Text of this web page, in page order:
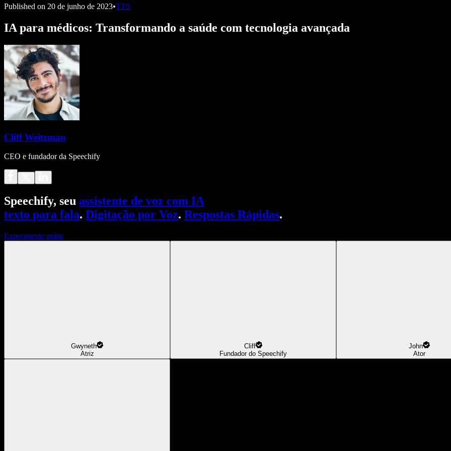
Published on 20 de junho de 2023•TTS
IA para médicos: Transformando a saúde com tecnologia avançada
Cliff Weitzman
CEO e fundador da Speechify
Speechify, seu assistente de voz com IA
texto para fala. Digitação por Voz. Respostas Rápidas.
Experimente grátis
Gwyneth
Atriz
Cliff
Fundador do Speechify
John
Ator